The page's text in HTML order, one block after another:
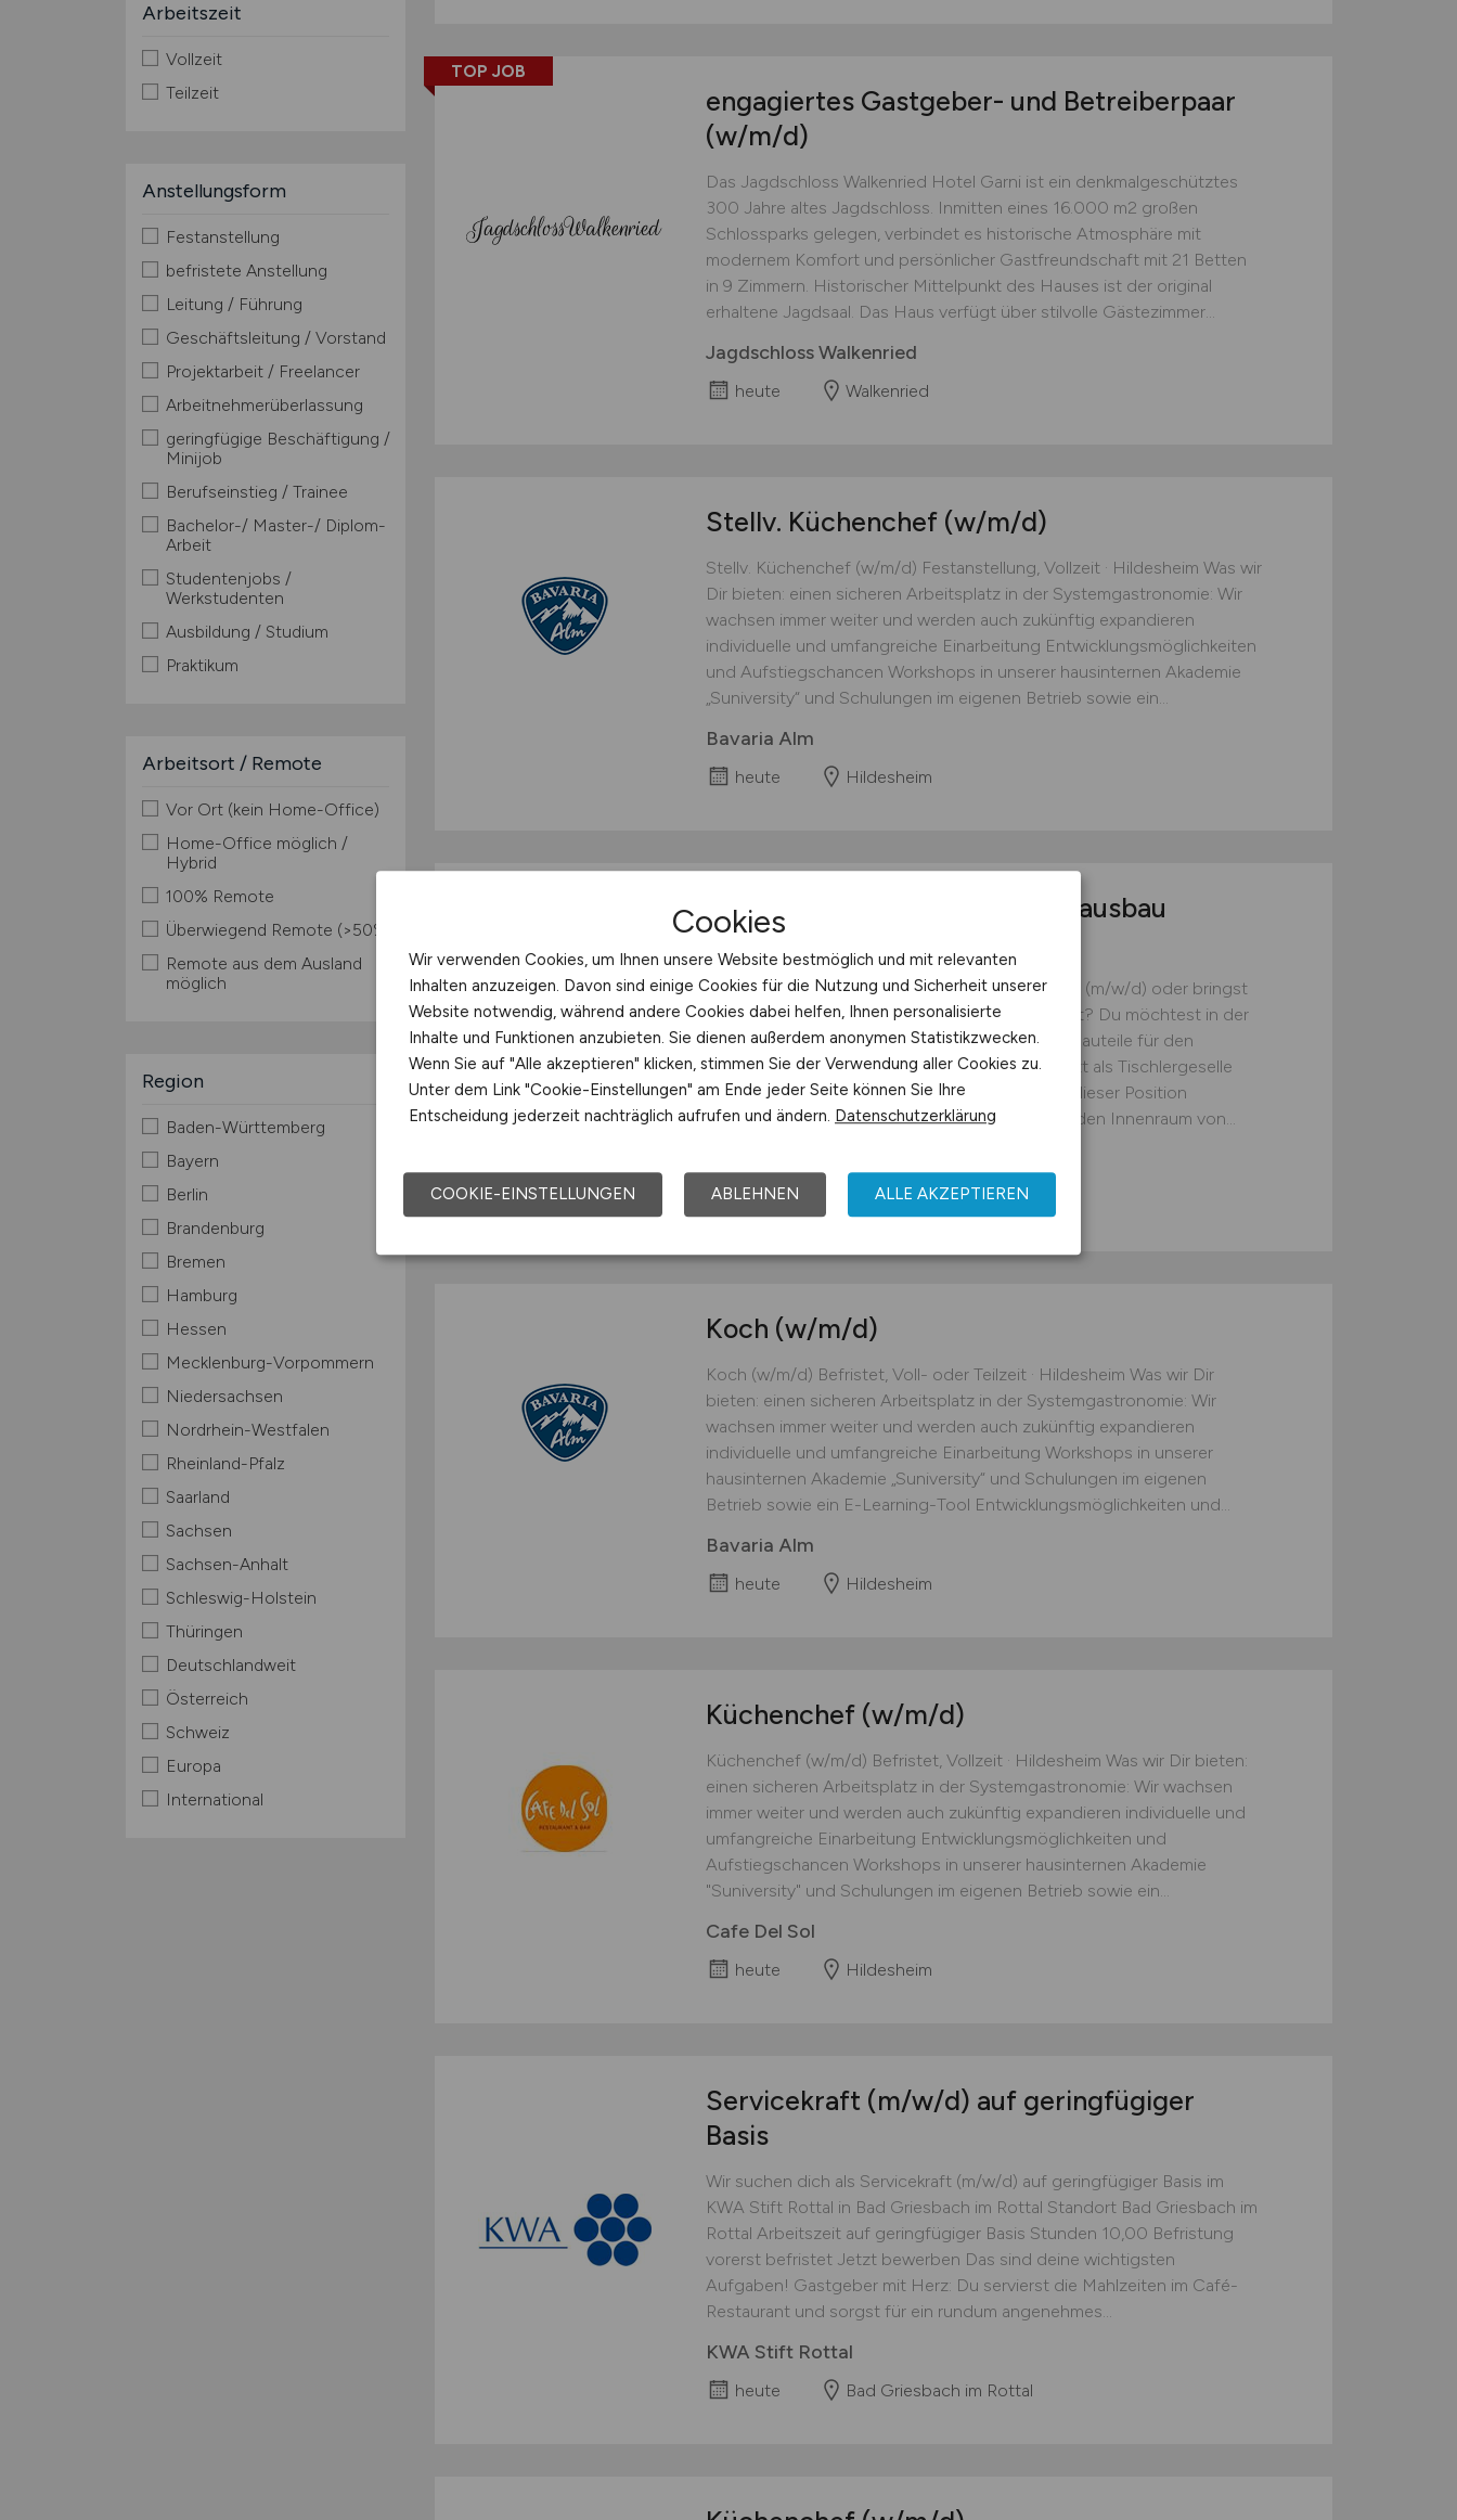
Arbeitszeit
Vollzeit
Teilzeit
Anstellungsform
Festanstellung
befristete Anstellung
Leitung / Führung
Geschäftsleitung / Vorstand
Projektarbeit / Freelancer
Arbeitnehmerüberlassung
geringfügige Beschäftigung /
Minijob
Berufseinstieg / Trainee
Bachelor-/ Master-/ Diplom-
Arbeit
Studentenjobs /
Werkstudenten
Ausbildung / Studium
Praktikum
Arbeitsort / Remote
Vor Ort (kein Home-Office)
Home-Office möglich /
Hybrid
100% Remote
Überwiegend Remote (>50%)
Remote aus dem Ausland
möglich
Region
Baden-Württemberg
Bayern
Berlin
Brandenburg
Bremen
Hamburg
Hessen
Mecklenburg-Vorpommern
Niedersachsen
Nordrhein-Westfalen
Rheinland-Pfalz
Saarland
Sachsen
Sachsen-Anhalt
Schleswig-Holstein
Thüringen
Deutschlandweit
Österreich
Schweiz
Europa
International
TOP JOB
engagiertes Gastgeber- und Betreiberpaar
(w/m/d)
Das Jagdschloss Walkenried Hotel Garni ist ein denkmalgeschütztes
300 Jahre altes Jagdschloss. Inmitten eines 16.000 m2 großen
Schlossparks gelegen, verbindet es historische Atmosphäre mit
modernem Komfort und persönlicher Gastfreundschaft mit 21 Betten
in 9 Zimmern. Historischer Mittelpunkt des Hauses ist der original
erhaltene Jagdsaal. Das Haus verfügt über stilvolle Gästezimmer...
Jagdschloss Walkenried
heute Walkenried
Stellv. Küchenchef (w/m/d)
Stellv. Küchenchef (w/m/d) Festanstellung, Vollzeit · Hildesheim Was wir
Dir bieten: einen sicheren Arbeitsplatz in der Systemgastronomie: Wir
wachsen immer weiter und werden auch zukünftig expandieren
individuelle und umfangreiche Einarbeitung Entwicklungsmöglichkeiten
und Aufstiegschancen Workshops in unserer hausinternen Akademie
„Suniversity“ und Schulungen im eigenen Betrieb sowie ein...
Bavaria Alm
heute Hildesheim
Tischlergeselle Flugzeuginnenausbau
(m/w/d)
Du bist Tischlergeselle, Tischler, Holzmechaniker (m/w/d) oder bringst
eine vergleichbare handwerkliche Ausbildung mit? Du möchtest in der
Luftfahrtproduktion arbeiten und hochwertige Bauteile für den
Flugzeuginnenausbau fertigen? Dann starte jetzt als Tischlergeselle
Flugzeuginnenausbau (m/w/d) in Barsbüttel. In dieser Position
unterstützt du die Produktion von Bauteilen für den Innenraum von...
heute Barsbüttel
Koch (w/m/d)
Koch (w/m/d) Befristet, Voll- oder Teilzeit · Hildesheim Was wir Dir
bieten: einen sicheren Arbeitsplatz in der Systemgastronomie: Wir
wachsen immer weiter und werden auch zukünftig expandieren
individuelle und umfangreiche Einarbeitung Workshops in unserer
hausinternen Akademie „Suniversity“ und Schulungen im eigenen
Betrieb sowie ein E-Learning-Tool Entwicklungsmöglichkeiten und...
Bavaria Alm
heute Hildesheim
Küchenchef (w/m/d)
Küchenchef (w/m/d) Befristet, Vollzeit · Hildesheim Was wir Dir bieten:
einen sicheren Arbeitsplatz in der Systemgastronomie: Wir wachsen
immer weiter und werden auch zukünftig expandieren individuelle und
umfangreiche Einarbeitung Entwicklungsmöglichkeiten und
Aufstiegschancen Workshops in unserer hausinternen Akademie
"Suniversity" und Schulungen im eigenen Betrieb sowie ein...
Cafe Del Sol
heute Hildesheim
Servicekraft (m/w/d) auf geringfügiger
Basis
Wir suchen dich als Servicekraft (m/w/d) auf geringfügiger Basis im
KWA Stift Rottal in Bad Griesbach im Rottal Standort Bad Griesbach im
Rottal Arbeitszeit auf geringfügiger Basis Stunden 10,00 Befristung
vorerst befristet Jetzt bewerben Das sind deine wichtigsten
Aufgaben! Gastgeber mit Herz: Du servierst die Mahlzeiten im Café-
Restaurant und sorgst für ein rundum angenehmes...
KWA Stift Rottal
heute Bad Griesbach im Rottal
Cookies
Wir verwenden Cookies, um Ihnen unsere Website bestmöglich und mit relevanten
Inhalten anzuzeigen. Davon sind einige Cookies für die Nutzung und Sicherheit unserer
Website notwendig, während andere Cookies dabei helfen, Ihnen personalisierte
Inhalte und Funktionen anzubieten. Sie dienen außerdem anonymen Statistikzwecken.
Wenn Sie auf "Alle akzeptieren" klicken, stimmen Sie der Verwendung aller Cookies zu.
Unter dem Link "Cookie-Einstellungen" am Ende jeder Seite können Sie Ihre
Entscheidung jederzeit nachträglich aufrufen und ändern. Datenschutzerklärung
COOKIE-EINSTELLUNGEN ABLEHNEN ALLE AKZEPTIEREN